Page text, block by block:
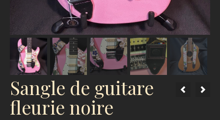
Sangle de guitare
fleurie noire